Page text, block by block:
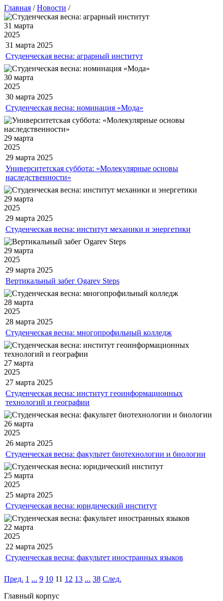
Главная /Новости /
31 марта
2025
31 марта 2025
Студенческая весна: аграрный институт
30 марта
2025
30 марта 2025
Студенческая весна: номинация «Мода»
29 марта
2025
29 марта 2025
Университетская суббота: «Молекулярные основы
наследственности»
29 марта
2025
29 марта 2025
Студенческая весна: институт механики и энергетики
29 марта
2025
29 марта 2025
Вертикальный забег Ogarev Steps
28 марта
2025
28 марта 2025
Студенческая весна: многопрофильный колледж
27 марта
2025
27 марта 2025
Студенческая весна: институт геоинформационных
технологий и географии
26 марта
2025
26 марта 2025
Студенческая весна: факультет биотехнологии и биологии
25 марта
2025
25 марта 2025
Студенческая весна: юридический институт
22 марта
2025
22 марта 2025
Студенческая весна: факультет иностранных языков
Пред. 1 ... 9 10 11 12 13 ... 38 След.
Главный корпус